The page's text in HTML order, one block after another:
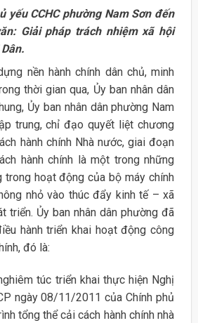
yếu CCHC phường Nam Sơn đến
Giải pháp trách nhiệm xã hội
nền hành chính dân chủ, minh
thời gian qua, Ủy ban nhân dân
Ủy ban nhân dân phường Nam
trung, chỉ đạo quyết liệt chương
hành chính Nhà nước, giai đoạn
hành chính là một trong những
trong hoạt động của bộ máy chính
nhỏ vào thúc đẩy kinh tế – xã
triển. Ủy ban nhân dân phường đã
hành triển khai hoạt động công
đó là:
túc triển khai thực hiện Nghị
ngày 08/11/2011 của Chính phủ
tổng thể cải cách hành chính nhà